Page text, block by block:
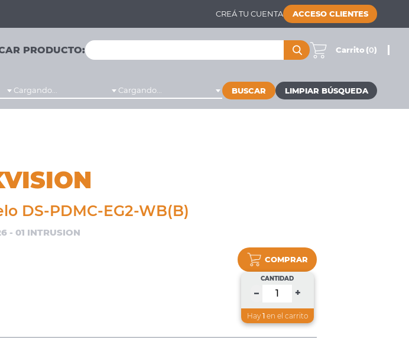
CREÁ TU CUENTA ACCESO CLIENTES
PRODUCTO: Carrito (0)
Cargando... Cargando... BUSCAR
DS-PDMC-EG2-WB(B)
- 01 INTRUSION
COMPRAR
CANTIDAD
– +
Hay 1en el carrito